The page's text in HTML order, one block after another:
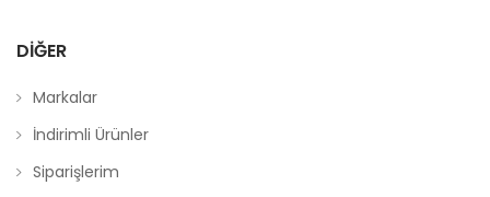
DIĞER
Markalar
İndirimli Ürünler
Siparişlerim